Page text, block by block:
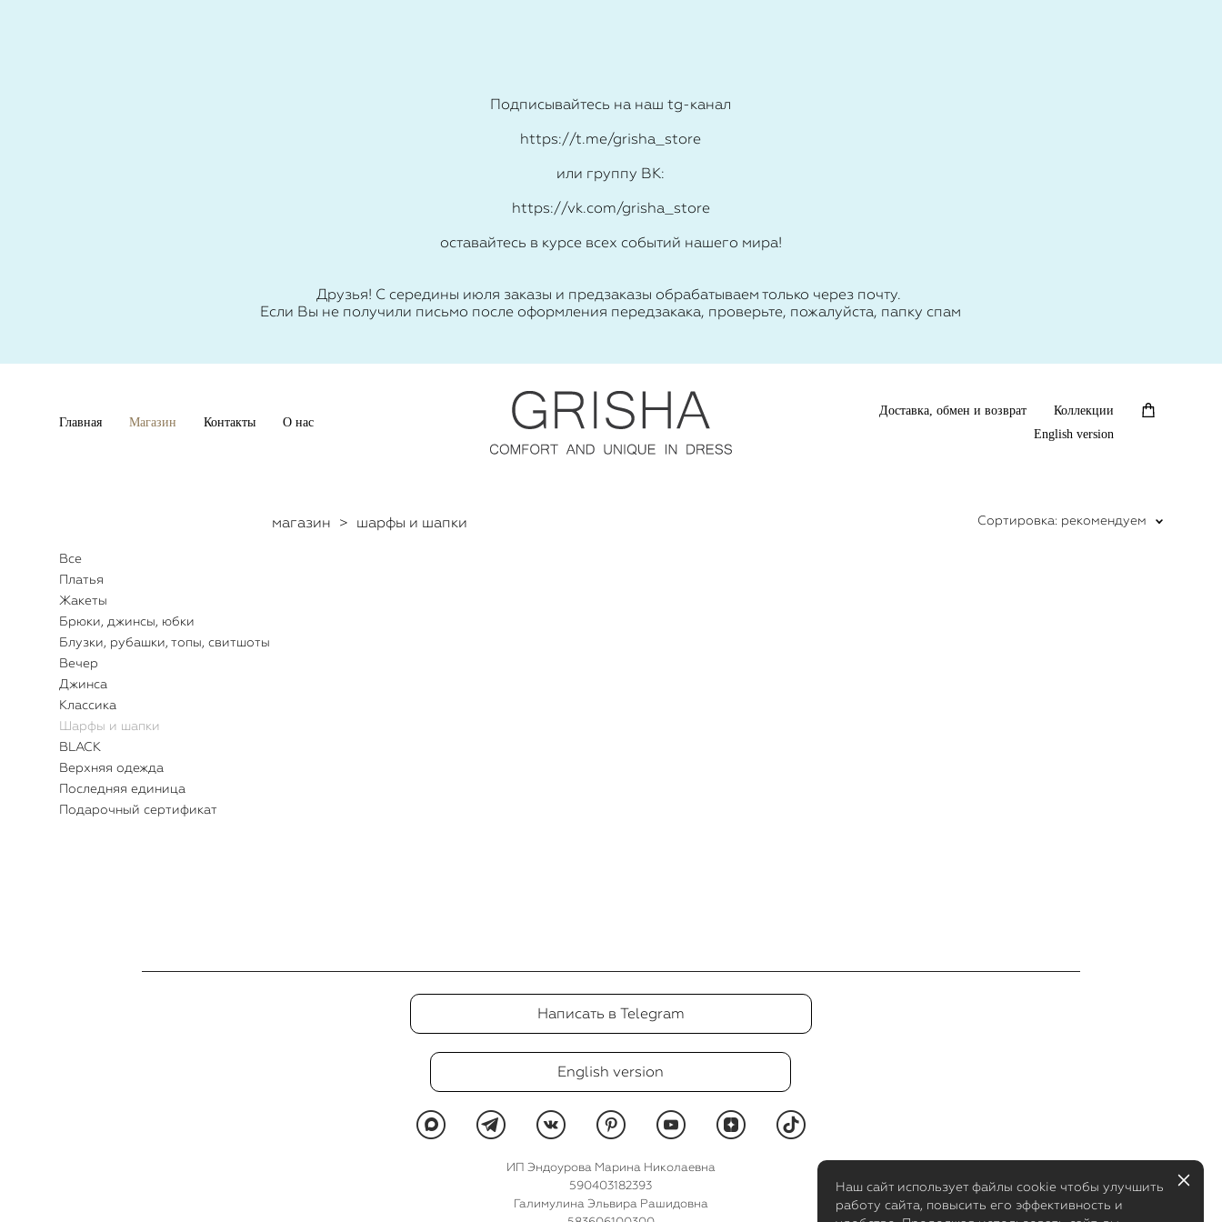
Подписывайтесь на наш tg-канал
https://t.me/grisha_store
или группу ВК:
https://vk.com/grisha_store
оставайтесь в курсе всех событий нашего мира!
Друзья! С середины июля заказы и предзаказы обрабатываем только через почту.
Если Вы не получили письмо после оформления передзакака, проверьте, пожалуйста, папку спам
Главная Магазин Контакты О нас
Доставка, обмен и возврат
Коллекции
English version
Все
Платья
Жакеты
Брюки, джинсы, юбки
Блузки, рубашки, топы, свитшоты
Вечер
Джинса
Классика
Шарфы и шапки
BLACK
Верхняя одежда
Последняя единица
Подарочный сертификат
магазин > шарфы и шапки Сортировка: рекомендуем
Написать в Telegram
English version
ИП Эндоурова Марина Николаевна
590403182393
Галимулина Эльвира Рашидовна
Наш сайт использует файлы cookie чтобы улучшить
работу сайта, повысить его эффективность и